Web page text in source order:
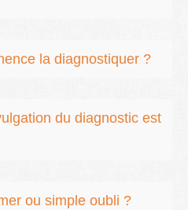
la diagnostiquer ?
du diagnostic est
ou simple oubli ?